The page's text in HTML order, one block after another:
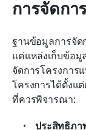
การจัดกา
ฐานข้อมูลการจัด
แค่แหล่งเก็บข้อมู
จัดการโครงกา
โครงการได้ตั้ง
ที่ควรพิจารณา:
ประสิทธิภา